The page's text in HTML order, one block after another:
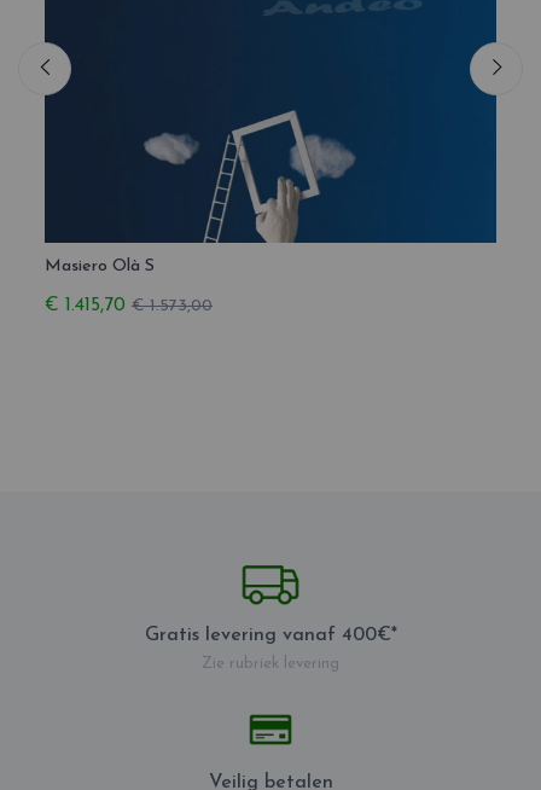
Masiero Olà S
€ 1.415,70 € 1.573,00
Gratis levering vanaf 400€*
Zie rubriek levering
Veilig betalen